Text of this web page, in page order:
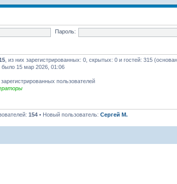
Пароль:
, из них зарегистрированных: 0, скрытых: 0 и гостей: 315
было 15 мар 2026, 01:06
пользователей
154 • Новый пользователь: Сергей М.